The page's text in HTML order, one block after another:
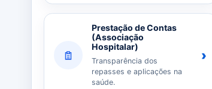
Prestação de Contas
(Associação
Hospitalar)
Transparência dos
repasses e aplicações na
saúde.
›